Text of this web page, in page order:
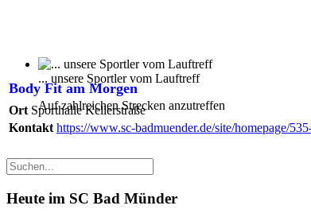
... unsere Sportler vom Lauftreff
Auf zahlreichen Strecken anzutreffen
Body Fit am Morgen
Ort Sporthalle Kellerstraße
Kontakt https://www.sc-badmuender.de/site/homepage/
Heute im SC Bad Münder